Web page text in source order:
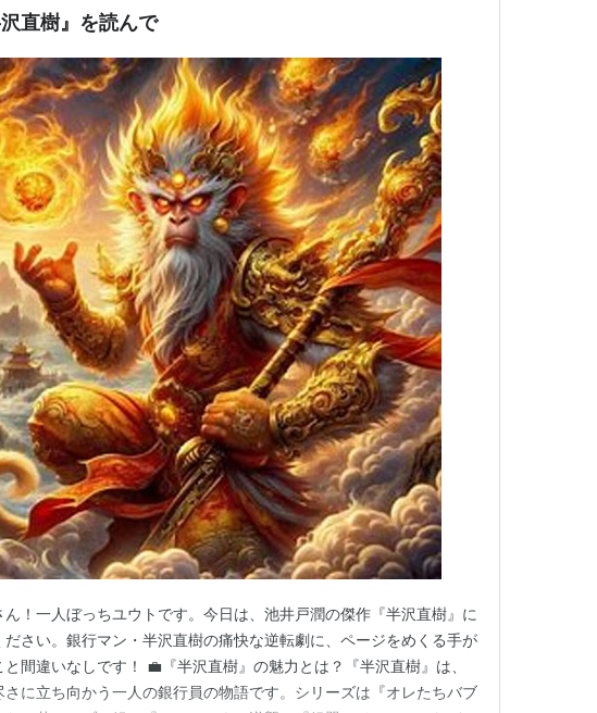
この商品を含むブログ (11件) を見る
務
直樹』を読んで
ん！一人ぼっちユウトです。今日は、池井戸潤の傑作『半沢直樹』に
さい。銀行マン・半沢直樹の痛快な逆転劇に、ページをめくる手が
と間違いなしです！ 💼『半沢直樹』の魅力とは？『半沢直樹』は、
に立ち向かう一人の銀行員の物語です。シリーズは『オレたちバブ